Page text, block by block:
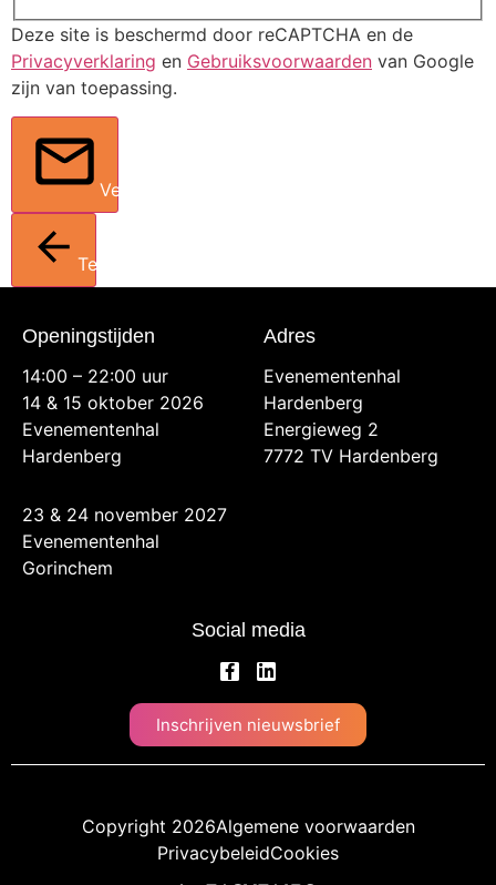
Deze site is beschermd door reCAPTCHA en de
Privacyverklaring en Gebruiksvoorwaarden van Google
zijn van toepassing.
Verstuur
Terug
Openingstijden
14:00 – 22:00 uur
14 & 15 oktober 2026
Evenementenhal
Hardenberg
23 & 24 november 2027
Evenementenhal
Gorinchem
Adres
Evenementenhal
Hardenberg
Energieweg 2
7772 TV Hardenberg
Social media
Inschrijven nieuwsbrief
Copyright 2026Algemene voorwaarden
PrivacybeleidCookies